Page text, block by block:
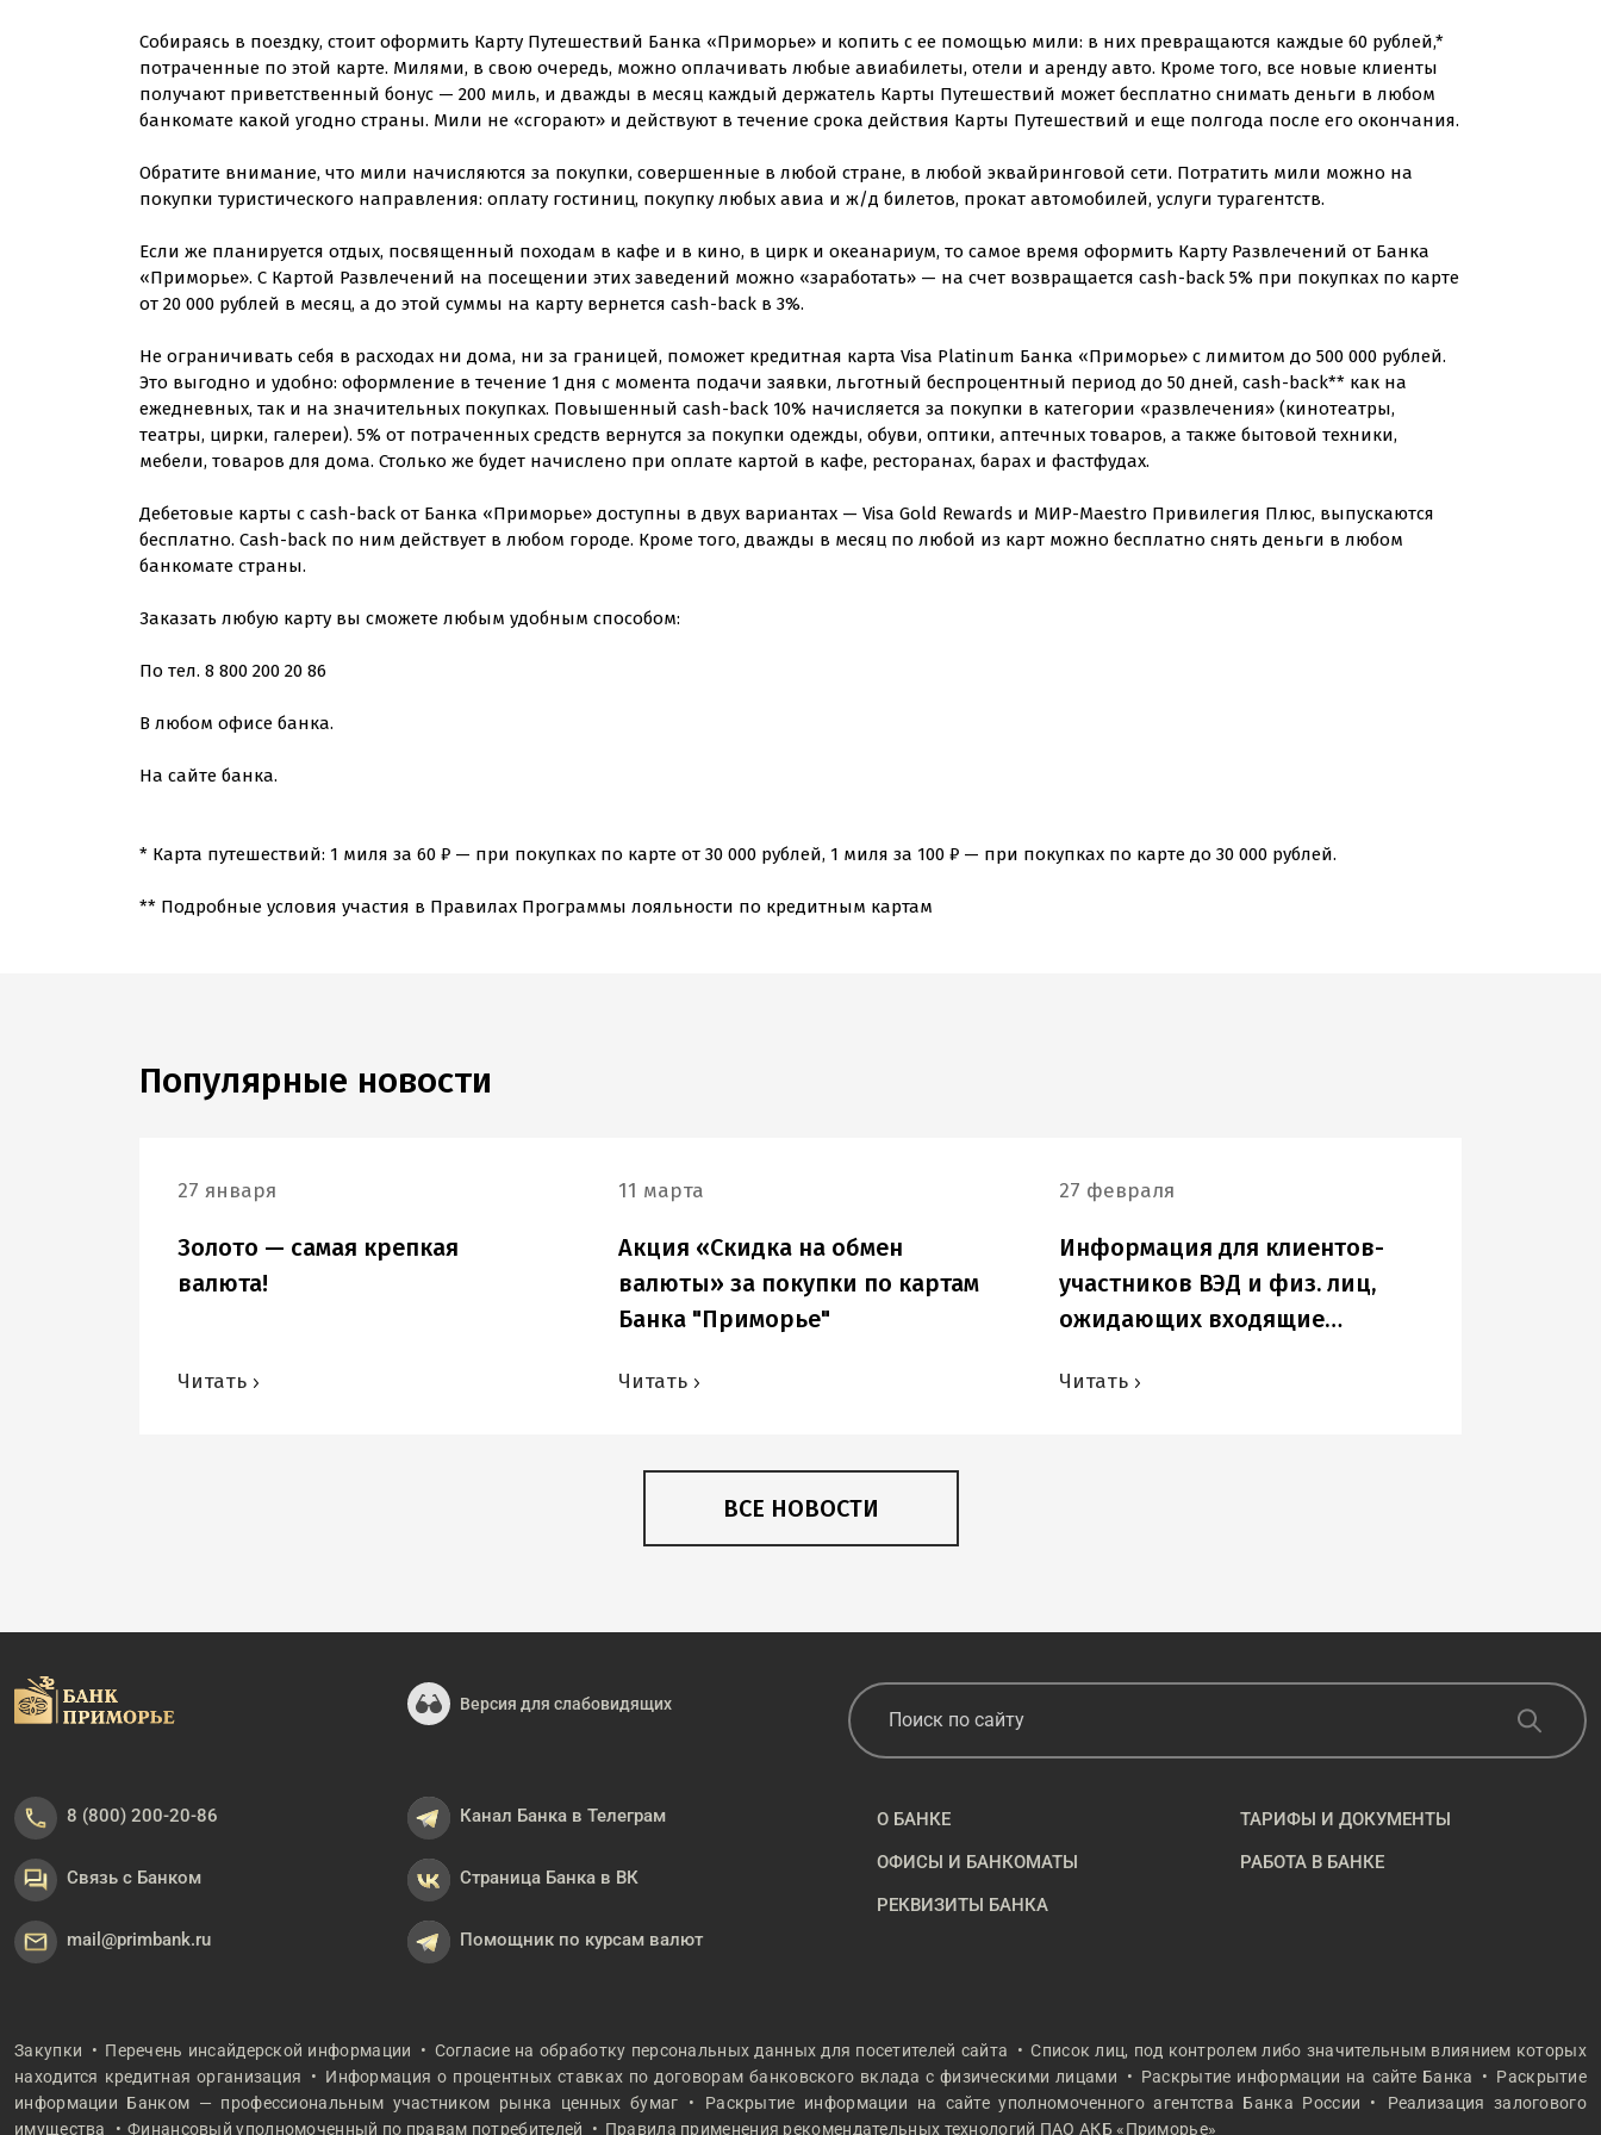
Собираясь в поездку, стоит оформить Карту Путешествий Банка «Приморье» и копить с ее помощью мили: в них превращаются каждые 60 рублей,*
потраченные по этой карте. Милями, в свою очередь, можно оплачивать любые авиабилеты, отели и аренду авто. Кроме того, все новые клиенты
получают приветственный бонус — 200 миль, и дважды в месяц каждый держатель Карты Путешествий может бесплатно снимать деньги в любом
банкомате какой угодно страны. Мили не «сгорают» и действуют в течение срока действия Карты Путешествий и еще полгода после его окончания.
Обратите внимание, что мили начисляются за покупки, совершенные в любой стране, в любой эквайринговой сети. Потратить мили можно на
покупки туристического направления: оплату гостиниц, покупку любых авиа и ж/д билетов, прокат автомобилей, услуги турагентств.
Если же планируется отдых, посвященный походам в кафе и в кино, в цирк и океанариум, то самое время оформить Карту Развлечений от Банка
«Приморье». С Картой Развлечений на посещении этих заведений можно «заработать» — на счет возвращается cash-back 5% при покупках по карте
от 20 000 рублей в месяц, а до этой суммы на карту вернется cash-back в 3%.
Не ограничивать себя в расходах ни дома, ни за границей, поможет кредитная карта Visa Platinum Банка «Приморье» с лимитом до 500 000 рублей.
Это выгодно и удобно: оформление в течение 1 дня с момента подачи заявки, льготный беспроцентный период до 50 дней, cash-back** как на
ежедневных, так и на значительных покупках. Повышенный cash-back 10% начисляется за покупки в категории «развлечения» (кинотеатры,
театры, цирки, галереи). 5% от потраченных средств вернутся за покупки одежды, обуви, оптики, аптечных товаров, а также бытовой техники,
мебели, товаров для дома. Столько же будет начислено при оплате картой в кафе, ресторанах, барах и фастфудах.
Дебетовые карты с cash-back от Банка «Приморье» доступны в двух вариантах — Visa Gold Rewards и МИР-Маestro Привилегия Плюс, выпускаются
бесплатно. Cash-back по ним действует в любом городе. Кроме того, дважды в месяц по любой из карт можно бесплатно снять деньги в любом
банкомате страны.
Заказать любую карту вы сможете любым удобным способом:
По тел. 8 800 200 20 86
В любом офисе банка.
На сайте банка.
* Карта путешествий: 1 миля за 60 ₽ — при покупках по карте от 30 000 рублей, 1 миля за 100 ₽ — при покупках по карте до 30 000 рублей.
** Подробные условия участия в Правилах Программы лояльности по кредитным картам
Популярные новости
27 января
Золото — самая крепкая
валюта!
Читать
11 марта
Акция «Скидка на обмен
валюты» за покупки по картам
Банка "Приморье"
Читать
27 февраля
Информация для клиентов-
участников ВЭД и физ. лиц,
ожидающих входящие
иностранных валютах.
Читать
ВСЕ НОВОСТИ
Версия для слабовидящих
8 (800) 200-20-86
Связь с Банком
mail@primbank.ru
Канал Банка в Телеграм
Страница Банка в ВК
Помощник по курсам валют
О БАНКЕ
ОФИСЫ И БАНКОМАТЫ
РЕКВИЗИТЫ БАНКА
ТАРИФЫ И ДОКУМЕНТЫ
РАБОТА В БАНКЕ
Закупки Перечень инсайдерской информации Согласие на обработку персональных данных для посетителей сайта
Список лиц, под контролем либо значительным влиянием которых
находится кредитная организация
Информация о процентных ставках по договорам банковского вклада с физическими лицами Раскрытие информации на сайте Банка
Раскрытие
информации Банком — профессиональным участником рынка ценных бумаг
Раскрытие информации на сайте уполномоченного агентства Банка России
Реализация залогового
имущества
Финансовый уполномоченный по правам потребителей Правила применения рекомендательных технологий ПАО АКБ «Приморье»